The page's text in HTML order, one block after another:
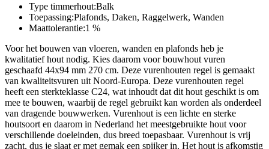
Type timmerhout:Balk
Toepassing:Plafonds, Daken, Raggelwerk, Wanden
Maattolerantie:1 %
Voor het bouwen van vloeren, wanden en plafonds heb je
kwalitatief hout nodig. Kies daarom voor bouwhout vuren
geschaafd 44x94 mm 270 cm. Deze vurenhouten regel is gemaakt
van kwaliteitsvuren uit Noord-Europa. Deze vurenhouten regel
heeft een sterkteklasse C24, wat inhoudt dat dit hout geschikt is om
mee te bouwen, waarbij de regel gebruikt kan worden als onderdeel
van dragende bouwwerken. Vurenhout is een lichte en sterke
houtsoort en daarom in Nederland het meestgebruikte hout voor
verschillende doeleinden, dus breed toepasbaar. Vurenhout is vrij
zacht, dus je slaat er met gemak een spijker in. Het hout is afkomstig